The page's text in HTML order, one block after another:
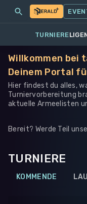
SPIEL·
TURNIERE
Willkommen bei
Deinem Portal
Hier findest du alles,
Turniervorbereitung
aktuelle Armeelisten
Bereit? Werde Teil
TURNIERE
KOMMENDE